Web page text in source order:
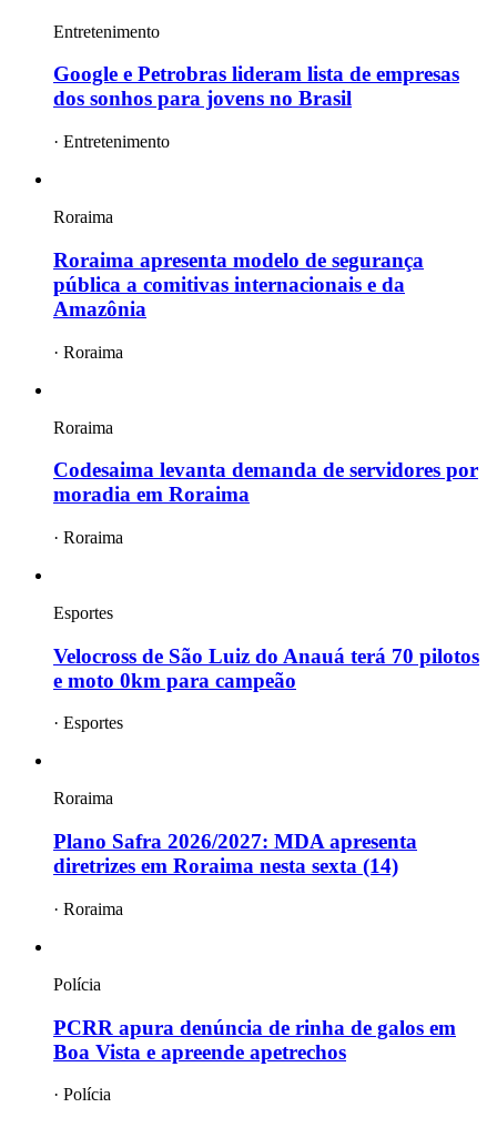
Entretenimento
Google e Petrobras lideram lista de empresas
dos sonhos para jovens no Brasil
· Entretenimento
Roraima
Roraima apresenta modelo de segurança
pública a comitivas internacionais e da
Amazônia
· Roraima
Roraima
Codesaima levanta demanda de servidores por
moradia em Roraima
· Roraima
Esportes
Velocross de São Luiz do Anauá terá 70 pilotos
e moto 0km para campeão
· Esportes
Roraima
Plano Safra 2026/2027: MDA apresenta
diretrizes em Roraima nesta sexta (14)
· Roraima
Polícia
PCRR apura denúncia de rinha de galos em
Boa Vista e apreende apetrechos
· Polícia